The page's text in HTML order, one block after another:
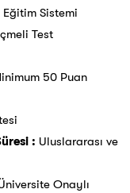
Sistemi
Test
50 Puan
: Uluslararası ve
Onaylı